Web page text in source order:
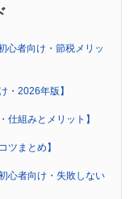
心者向け・節税メリッ
・2026年版】
組みとメリット】
ツまとめ】
心者向け・失敗しない